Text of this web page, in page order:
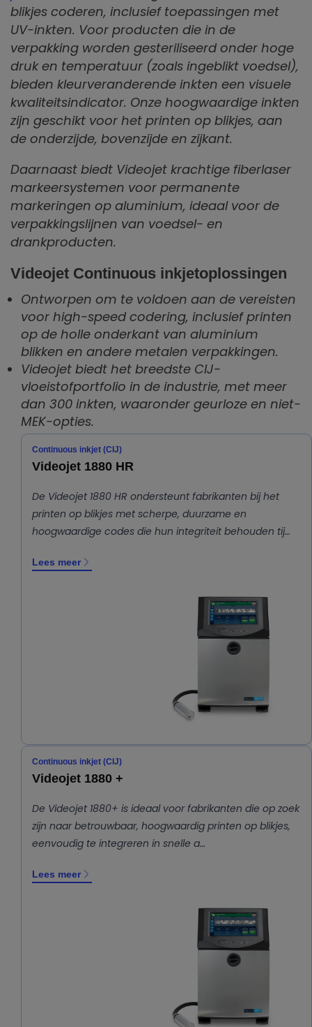
blikjes coderen, inclusief toepassingen met
UV-inkten. Voor producten die in de
verpakking worden gesteriliseerd onder hoge
druk en temperatuur (zoals ingeblikt voedsel),
bieden kleurveranderende inkten een visuele
kwaliteitsindicator. Onze hoogwaardige inkten
zijn geschikt voor het printen op blikjes, aan
de onderzijde, bovenzijde en zijkant.
Daarnaast biedt Videojet krachtige fiberlaser
markeersystemen voor permanente
markeringen op aluminium, ideaal voor de
verpakkingslijnen van voedsel- en
drankproducten.
Videojet Continuous inkjetoplossingen
Ontworpen om te voldoen aan de vereisten
voor high-speed codering, inclusief printen
op de holle onderkant van aluminium
blikken en andere metalen verpakkingen.
Videojet biedt het breedste CIJ-
vloeistofportfolio in de industrie, met meer
dan 300 inkten, waaronder geurloze en niet-
MEK-opties.
Continuous inkjet (CIJ)
Videojet 1880 HR
De Videojet 1880 HR ondersteunt fabrikanten bij het
printen op blikjes met scherpe, duurzame en
hoogwaardige codes die hun integriteit behouden tij…
Lees meer
Continuous inkjet (CIJ)
Videojet 1880 +
De Videojet 1880+ is ideaal voor fabrikanten die op zoek
zijn naar betrouwbaar, hoogwaardig printen op blikjes,
eenvoudig te integreren in snelle a…
Lees meer